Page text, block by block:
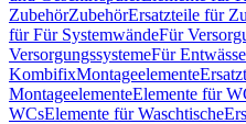
ZubehörZubehörErsatzteile für
für Für SystemwändeFür
VersorgungssystemeFür
KombifixMontageelemente
MontageelementeElemente für
WCsElemente für Waschtische